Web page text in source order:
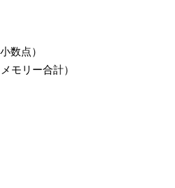
数点）
モリー合計）